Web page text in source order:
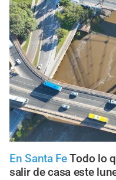
En Santa FeTodo lo
salir de casa este